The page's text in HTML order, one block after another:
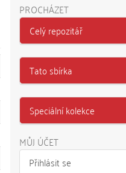
PROCHÁZET
Celý repozitář
Tato sbírka
Speciální kolekce
MŮJ ÚČET
Přihlásit se